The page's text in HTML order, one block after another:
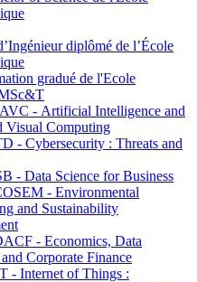
diplômé de l’École
gradué de l'Ecole
- Artificial Intelligence and
Visual Computing
- Cybersecurity : Threats and
- Data Science for Business
- Environmental
and Sustainability
- Economics, Data
Corporate Finance
- Internet of Things :